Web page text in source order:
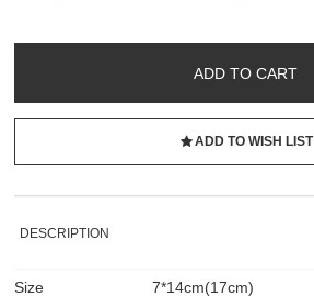
ADD TO CART
ADD TO WISH LIST
DESCRIPTION
Size
7*14cm(17cm)